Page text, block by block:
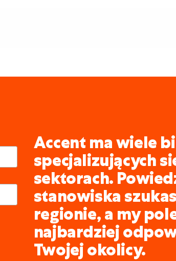
Accent ma wiele
specjalizujących
sektorach.
stanowiska
regionie, a my
najbardziej
Twojej okolicy.